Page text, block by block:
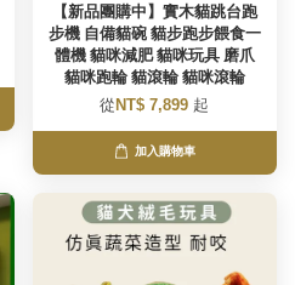
【新品團購中】實木貓跳台跑
步機 自備貓碗 貓步跑步餵食一
體機 貓咪減肥 貓咪玩具 磨爪
貓咪跑輪 貓滾輪 貓咪滾輪
從NT$ 7,899 起
加入購物車